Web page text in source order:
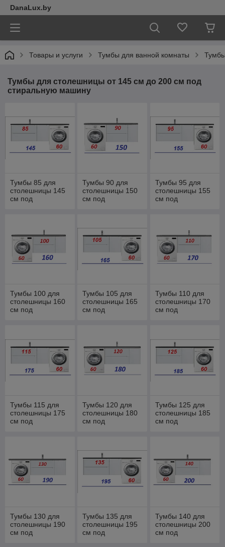
DanaLux.by
Товары и услуги Тумбы для ванной комнаты
Тумбы для столешницы от 145 см до 200 см под
стиральную машину
Тумбы 85 для
столешницы 145
см под
Тумбы 90 для
столешницы 150
см под
Тумбы 95 для
столешницы 155
см под
Тумбы 100 для
столешницы 160
см под
Тумбы 105 для
столешницы 165
см под
Тумбы 110 для
столешницы 170
см под
Тумбы 115 для
столешницы 175
см под
Тумбы 120 для
столешницы 180
см под
Тумбы 125 для
столешницы 185
см под
Тумбы 130 для
столешницы 190
см под
Тумбы 135 для
столешницы 195
см под
Тумбы 140 для
столешницы 200
см под